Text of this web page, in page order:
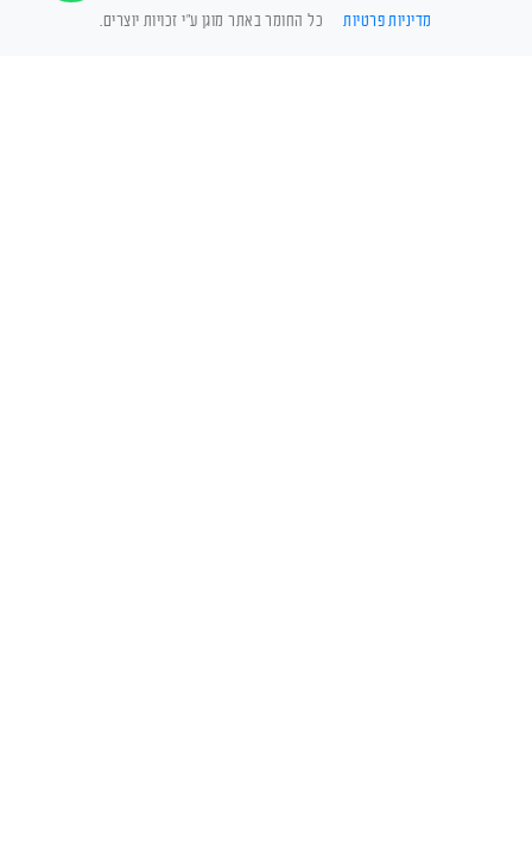
מדיניות פרטיותכל החומר באתר מוגן ע"י זכויות יוצרים.